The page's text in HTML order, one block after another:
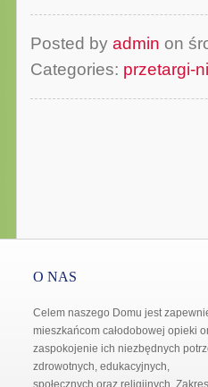
Posted by admin on
Categories: przetargi-
O NAS
Celem naszego Domu jest
mieszkańcom całodobowej opieki
zaspokojenie ich niezbędnych
zdrowotnych, edukacyjnych,
społecznych oraz religijnych.